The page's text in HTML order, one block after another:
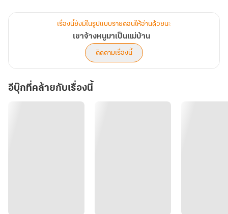
เรื่องนี้ยังมีในรูปแบบรายตอนให้อ่านด้วยนะ
เขาจ้างหนูมาเป็นแม่บ้าน
ติดตามเรื่องนี้
อีบุ๊กที่คล้ายกับเรื่องนี้